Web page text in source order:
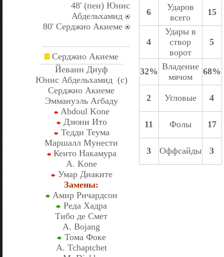
48' (пен) Юнис
Абдельхамид
80' Серджио Акиеме
Серджио Акиеме
Йеванн Диуф
Юнис Абдельхамид (c)
Серджио Акиеме
Эммануэль Агбаду
Abdoul Kone
Дзюни Ито
Тедди Теума
Маршалл Мунести
Кеито Накамура
A. Kone
Умар Диаките
Замены:
Амир Ричардсон
Реда Хадра
Тибо де Смет
A. Bojang
Тома Фоке
A. Tchaptchet
6
Ударов
всего
15
4
Удары в
створ
ворот
5
32% Владение
мячом
68%
2 Угловые 4
11 Фолы 17
3 Оффсайды 3